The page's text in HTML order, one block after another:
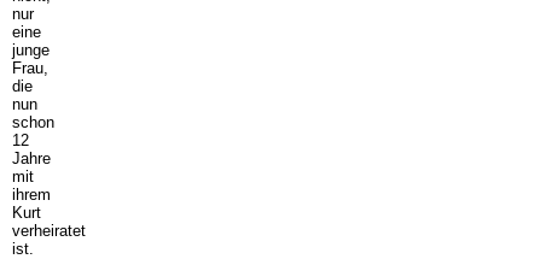
nur
eine
junge
Frau,
die
nun
schon
12
Jahre
mit
ihrem
Kurt
verheiratet
ist.